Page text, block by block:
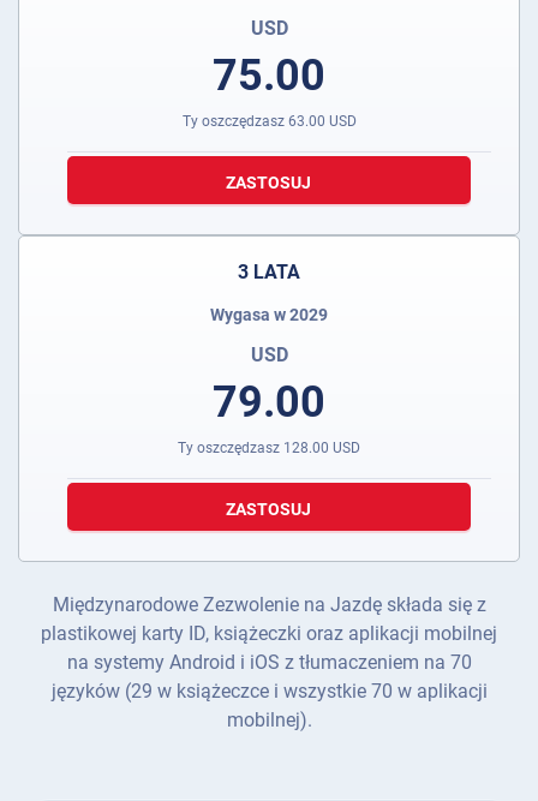
USD
75.00
Ty oszczędzasz 63.00 USD
ZASTOSUJ
3 LATA
Wygasa w 2029
USD
79.00
Ty oszczędzasz 128.00 USD
ZASTOSUJ
Międzynarodowe Zezwolenie na Jazdę składa się z
plastikowej karty ID, książeczki oraz aplikacji mobilnej
na systemy Android i iOS z tłumaczeniem na 70
języków (29 w książeczce i wszystkie 70 w aplikacji
mobilnej).